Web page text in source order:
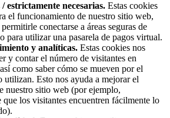
estrictamente necesarias. Estas cookies
el funcionamiento de nuestro sitio web,
conectarse a áreas seguras de
para utilizar una pasarela de pagos virtual.
y analíticas. Estas cookies nos
y contar el número de visitantes en
como saber cómo se mueven por el
utilizan. Esto nos ayuda a mejorar el
nuestro sitio web (por ejemplo,
que los visitantes encuentren fácilmente lo